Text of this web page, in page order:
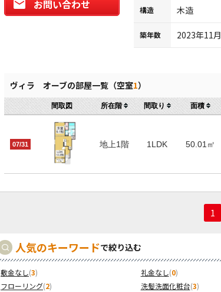
お問い合わせ 構造 木造
築年数 2023年11月
ヴィラ オーブの部屋一覧（空室1）
間取図 所在階 間取り 面積
07/31 地上1階 1LDK 50.01㎡
1
人気のキーワードで絞り込む
敷金なし(3) 礼金なし(0)
フローリング(2) 洗髪洗面化粧台(3)